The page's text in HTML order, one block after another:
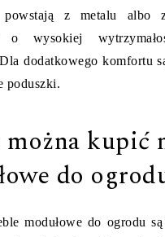
powstają z metalu
o wysokiej
dodatkowego komfortu
poduszki.
kupić
do
modułowe do ogrodu